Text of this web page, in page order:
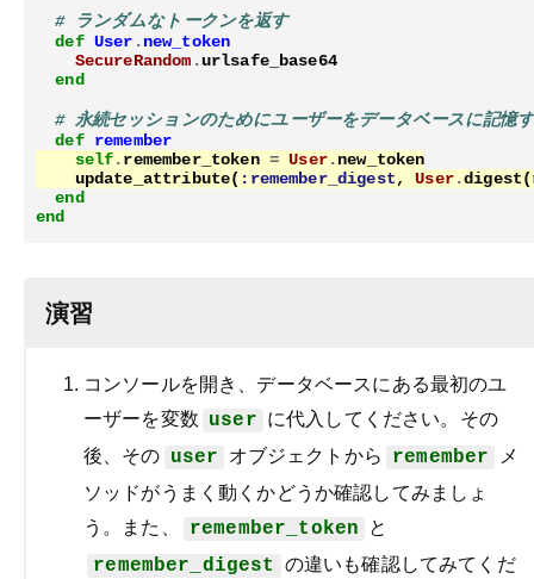
# ランダムなトークンを返す
def User .new_token
SecureRandom .urlsafe_base64
end
# 永続セッションのためにユーザーをデータベースに記憶
def remember
self.remember_token = User.new_token
update_attribute( :remember_digest, User.digest(
end
end
演習
コンソールを開き、データベースにある最初のユ
ーザーを変数 user に代入してください。その
後、その user オブジェクトから remember
メ
ソッドがうまく動くかどうか確認してみましょ
う。また、
remember_token と
remember_digest
の違いも確認してみてくだ